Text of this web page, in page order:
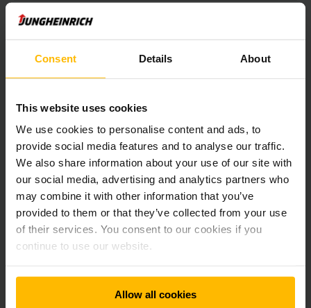
Consent Details About
This website uses cookies
We use cookies to personalise content and ads, to
provide social media features and to analyse our traffic.
We also share information about your use of our site with
our social media, advertising and analytics partners who
may combine it with other information that you’ve
provided to them or that they’ve collected from your use
of their services. You consent to our cookies if you
continue to use our website.
Allow all cookies
loweringPRO
4-inch kleurendisplay
Uitrustingspakketten voor verschillende
werkomstandigheden
Ergonomische bestuurdersplaats